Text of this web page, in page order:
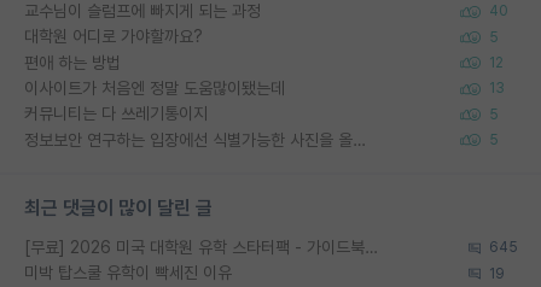
교수님이 슬럼프에 빠지게 되는 과정 40
대학원 어디로 가야할까요? 5
편애 하는 방법 12
이사이트가 처음엔 정말 도움많이됐는데 13
커뮤니티는 다 쓰레기통이지 5
정보보안 연구하는 입장에선 식별가능한 사진을 올리는건 비추이긴함 5
최근 댓글이 많이 달린 글
[무료] 2026 미국 대학원 유학 스타터팩 - 가이드북 & 합격자 컨택메일 템플릿 645
미박 탑스쿨 유학이 빡세진 이유 19